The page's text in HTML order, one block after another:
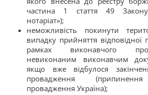
частина 1 стаття 49
нотаріат»);
неможливість покинути
випадку прийняття відповідної
рамках виконавчого
невиконаним виконавчим
якщо вже відбулося
провадження
провадження Україна);